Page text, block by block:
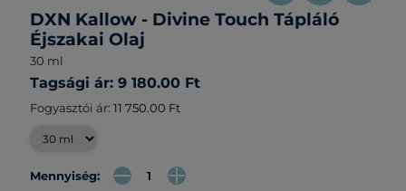
DXN Kallow - Divine Touch Tápláló
Éjszakai Olaj
30 ml
Tagsági ár: 9 180.00 Ft
Fogyasztói ár: 11 750.00 Ft
Mennyiség: